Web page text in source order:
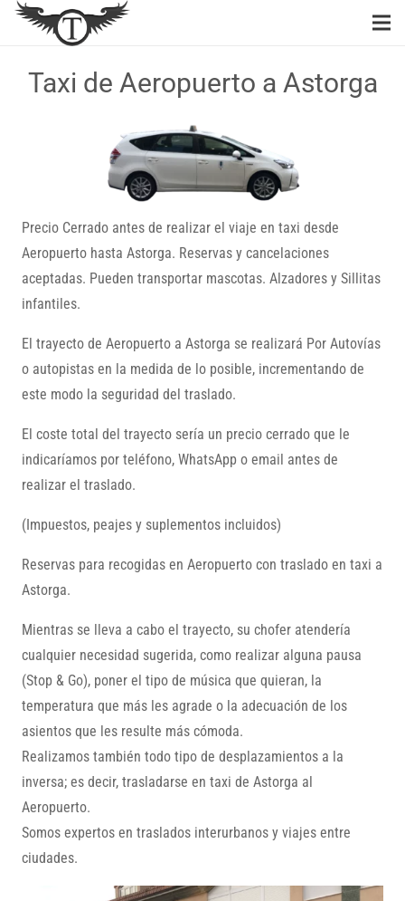
Taxi de Aeropuerto a Astorga
Precio Cerrado antes de realizar el viaje en taxi desde
Aeropuerto hasta Astorga. Reservas y cancelaciones
aceptadas. Pueden transportar mascotas. Alzadores y Sillitas
infantiles.
El trayecto de Aeropuerto a Astorga se realizará Por Autovías
o autopistas en la medida de lo posible, incrementando de
este modo la seguridad del traslado.
El coste total del trayecto sería un precio cerrado que le
indicaríamos por teléfono, WhatsApp o email antes de
realizar el traslado.
(Impuestos, peajes y suplementos incluidos)
Reservas para recogidas en Aeropuerto con traslado en taxi a
Astorga.
Mientras se lleva a cabo el trayecto, su chofer atendería
cualquier necesidad sugerida, como realizar alguna pausa
(Stop & Go), poner el tipo de música que quieran, la
temperatura que más les agrade o la adecuación de los
asientos que les resulte más cómoda.
Realizamos también todo tipo de desplazamientos a la
inversa; es decir, trasladarse en taxi de Astorga al
Aeropuerto.
Somos expertos en traslados interurbanos y viajes entre
ciudades.